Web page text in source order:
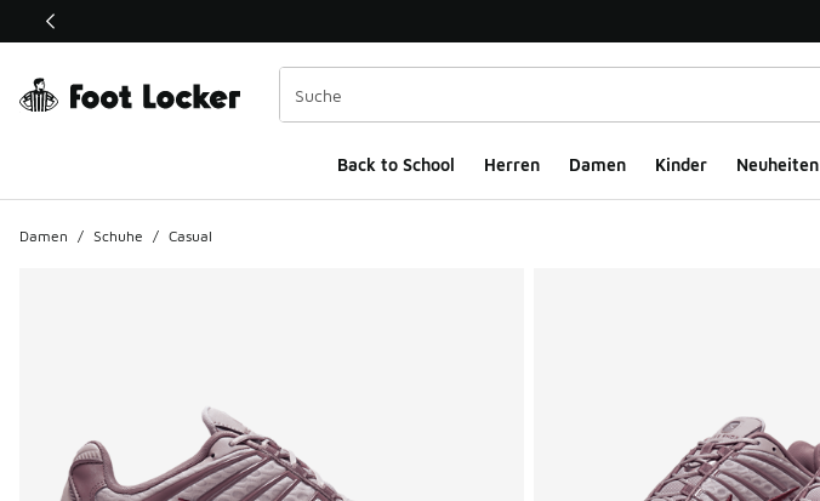
Dieser Link öffnet sich in einem neuen Fenster
Back to School Herren Damen Kinder Neuheiten
Damen / Schuhe / Casual